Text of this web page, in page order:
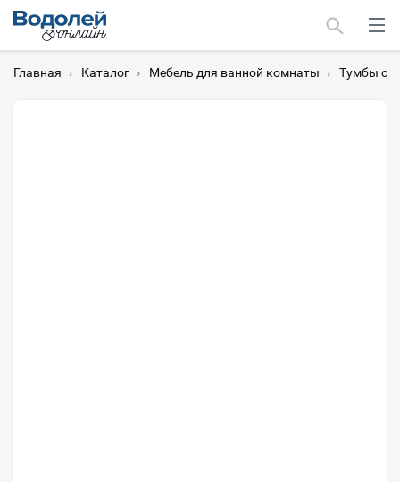
Главная › Каталог › Мебель для ванной комнаты › Тумбы с